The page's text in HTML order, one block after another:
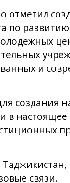
отметил
по
и
создания
в настоящее
связи.